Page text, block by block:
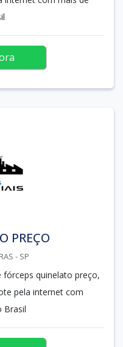
PREÇO
- SP
quinelato preço,
pela internet com
Brasil